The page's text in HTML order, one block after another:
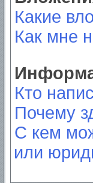
Какие
Как мне
Кто
Почему
С кем
или